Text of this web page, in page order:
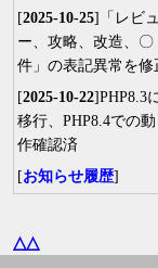
[2025-10-25]「レビュ
ー、攻略、改造、〇
件」の表記異常を修
[2025-10-22]PHP8.3
移行、PHP8.4での動
作確認済
[お知らせ履歴]
△△